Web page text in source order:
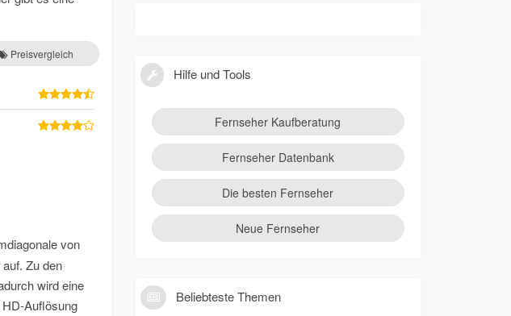
Preisvergleich
von
Zu den
wird eine
Auflösung
Hilfe und Tools
Fernseher Kaufberatung
Fernseher Datenbank
Die besten Fernseher
Neue Fernseher
Beliebteste Themen